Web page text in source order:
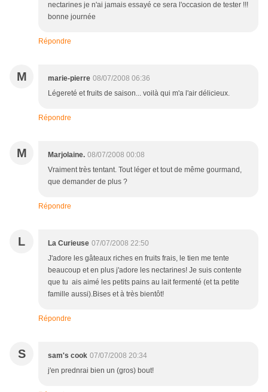
nectarines je n'ai jamais essayé ce sera l'occasion de tester !!!
bonne journée
Répondre
M marie-pierre 08/07/2008 06:36
Légereté et fruits de saison... voilà qui m'a l'air délicieux.
Répondre
M Marjolaine. 08/07/2008 00:08
Vraiment très tentant. Tout léger et tout de même gourmand,
que demander de plus ?
Répondre
L La Curieuse 07/07/2008 22:50
J'adore les gâteaux riches en fruits frais, le tien me tente
beaucoup et en plus j'adore les nectarines! Je suis contente
que tu ais aimé les petits pains au lait fermenté (et ta petite
famille aussi).Bises et à très bientôt!
Répondre
S sam's cook 07/07/2008 20:34
j'en prednrai bien un (gros) bout!